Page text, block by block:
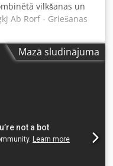
vilkšanas un
Ab Rorf - Griešanas
85/40 mm - Svars:
Mazā sludinājuma